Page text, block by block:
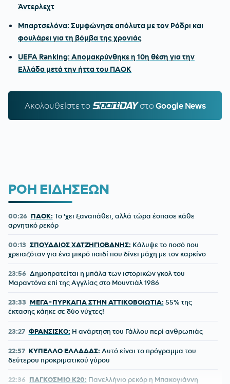
Άντερλεχτ
Μπαρτσελόνα: Συμφώνησε απόλυτα με τον Ρόδρι και
φουλάρει για τη βόμβα της χρονιάς
UEFA Ranking: Απομακρύνθηκε η 10η θέση για την
Ελλάδα μετά την ήττα του ΠΑΟΚ
Ακολουθείστε τo SPORTDAY.GR
στοGoogle News
ΡΟΗ ΕΙΔΗΣΕΩΝ
00:26 ΠΑΟΚ: Το 'χει ξαναπάθει, αλλά τώρα έσπασε κάθε
αρνητικό ρεκόρ
00:13 ΣΠΟΥΔΑΙΟΣ ΧΑΤΖΗΓΙΟΒΑΝΗΣ: Κάλυψε το ποσό που
χρειαζόταν για ένα μικρό παιδί που δίνει μάχη με τον καρκίνο
23:56 Δημοπρατείται η μπάλα των ιστορικών γκολ του
Μαραντόνα επί της Αγγλίας στο Μουντιάλ 1986
23:33 ΜΕΓΑ-ΠΥΡΚΑΓΙΑ ΣΤΗΝ ΑΤΤΙΚΟΒΟΙΩΤΙΑ: 55% της
έκτασης κάηκε σε δύο νύχτες!
23:27 ΦΡΑΝΣΙΣΚΟ: Η ανάρτηση του Γάλλου περί ανθρωπιάς
22:57 ΚΥΠΕΛΛΟ ΕΛΛΑΔΑΣ: Αυτό είναι το πρόγραμμα του
δεύτερου προκριματικού γύρου
22:36 ΠΑΓΚΟΣΜΙΟ Κ20: Πανελλήνιο ρεκόρ η Μπακογιάννη